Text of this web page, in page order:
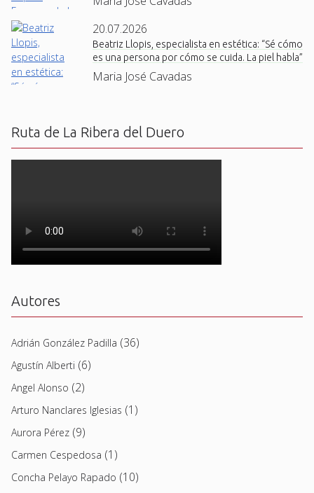
20.07.2026
Beatriz Llopis, especialista en estética: “Sé cómo
es una persona por cómo se cuida. La piel habla”
Maria José Cavadas
Ruta de La Ribera del Duero
Autores
Adrián González Padilla (36)
Agustín Alberti (6)
Angel Alonso (2)
Arturo Nanclares Iglesias (1)
Aurora Pérez (9)
Carmen Cespedosa (1)
Concha Pelayo Rapado (10)